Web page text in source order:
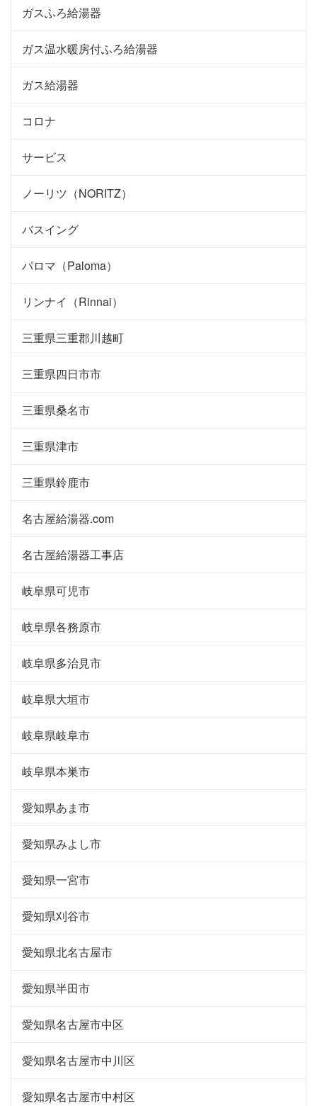
ガスふろ給湯器
ガス温水暖房付ふろ給湯器
ガス給湯器
コロナ
サービス
ノーリツ（NORITZ）
バスイング
パロマ（Paloma）
リンナイ（Rinnai）
三重県三重郡川越町
三重県四日市市
三重県桑名市
三重県津市
三重県鈴鹿市
名古屋給湯器.com
名古屋給湯器工事店
岐阜県可児市
岐阜県各務原市
岐阜県多治見市
岐阜県大垣市
岐阜県岐阜市
岐阜県本巣市
愛知県あま市
愛知県みよし市
愛知県一宮市
愛知県刈谷市
愛知県北名古屋市
愛知県半田市
愛知県名古屋市中区
愛知県名古屋市中川区
愛知県名古屋市中村区